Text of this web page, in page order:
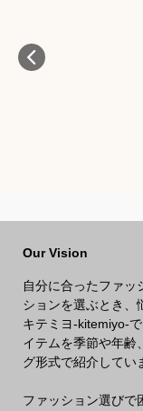
Our Vision
自分に合ったファッ
ションを選ぶとき、
キテミヨ-kitemiyo-
イテムを季節や年齢
グ形式で紹介してい
ファッション選びで